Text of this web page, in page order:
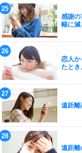
感謝の
幅に減
恋人か
たとき
遠距離
遠距離